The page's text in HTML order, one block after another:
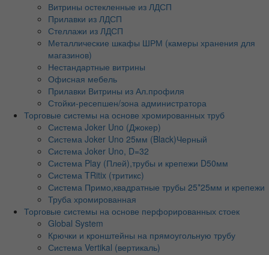
Витрины остекленные из ЛДСП
Прилавки из ЛДСП
Стеллажи из ЛДСП
Металлические шкафы ШРМ (камеры хранения для
магазинов)
Нестандартные витрины
Офисная мебель
Прилавки Витрины из Ал.профиля
Стойки-ресепшен/зона администратора
Торговые системы на основе хромированных труб
Система Joker Uno (Джокер)
Система Joker Uno 25мм (Black)Черный
Система Joker Uno, D=32
Система Play (Плей),трубы и крепежи D50мм
Система TRitix (тритикс)
Система Примо,квадратные трубы 25*25мм и крепежи
Труба хромированная
Торговые системы на основе перфорированных стоек
Global System
Крючки и кронштейны на прямоугольную трубу
Система Vertikal (вертикаль)